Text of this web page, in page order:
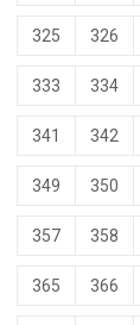
325 326
333 334
341 342
349 350
357 358
365 366